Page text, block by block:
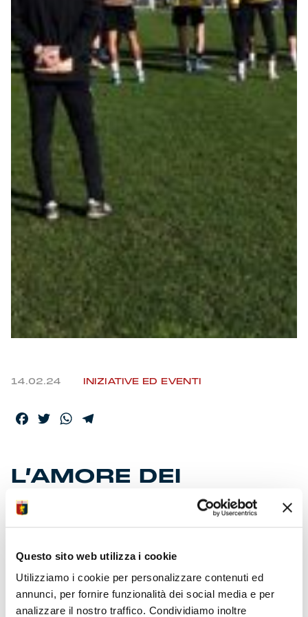
Questo sito web utilizza i cookie
Utilizziamo i cookie per personalizzare contenuti ed
annunci, per fornire funzionalità dei social media e per
analizzare il nostro traffico. Condividiamo inoltre
Mare
Accessori
Outlet
Helan x Genoa
Isolani x Genoa
Gift Card Online Store
14.02.24 INIZIATIVE ED EVENTI
Facebook
TwitterWhatsApp
L’AMORE DEI
GENOANI PER IL
GENOA
centro sportivo ‘Signorini’ happening con i gruppi
della tifoseria, bambini, giovani, famiglie, animali
domestici e veci ‘lupi’ di mare. Spopolano le maglie da